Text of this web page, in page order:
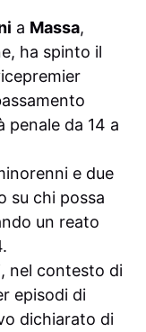
a Massa,
ha spinto il
penale da 14 a
e due
su chi possa
un reato
nel contesto di
episodi di
dichiarato di